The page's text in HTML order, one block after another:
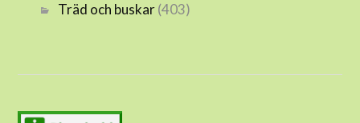
Träd och buskar(403)